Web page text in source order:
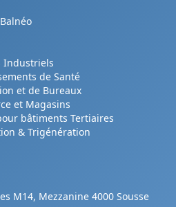
Industriels
de Santé
et de Bureaux
et Magasins
bâtiments Tertiaires
& Trigénération
M14, Mezzanine 4000 Sousse